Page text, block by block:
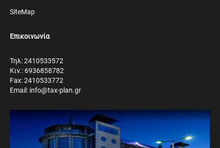
SiteMap
Επικοινωνία
Τηλ: 2410533572
Κιν.: 6936858782
Fax: 2410533772
Email: info@tax-plan.gr